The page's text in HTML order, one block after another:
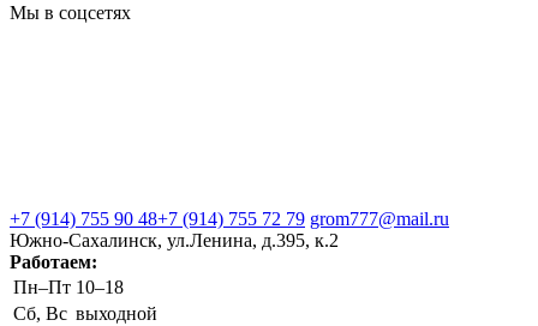
Мы в соцсетях
+7 (914) 755 90 48+7 (914) 755 72 79 grom777@mail.ru
Южно-Сахалинск, ул.Ленина, д.395, к.2
Работаем:
Пн–Пт 10–18
Сб, Вс выходной